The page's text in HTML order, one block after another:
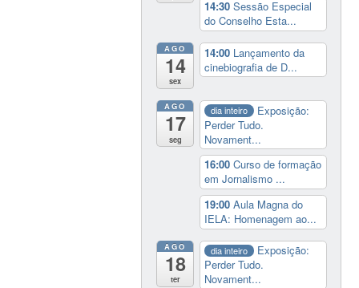
14:30Sessão Especial
do Conselho Esta...
AGO
14
sex
14:00 Lançamento da
cinebiografia de D...
AGO
17
seg
dia inteiro
Exposição:
Perder Tudo.
Novament...
16:00Curso de formação
em Jornalismo ...
19:00Aula Magna do
IELA: Homenagem ao...
AGO
18
ter
dia inteiro
Exposição:
Perder Tudo.
Novament...